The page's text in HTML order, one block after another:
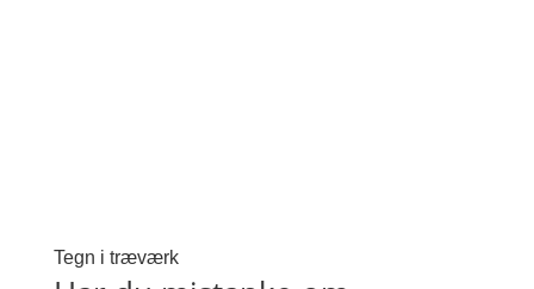
Tegn i træværk